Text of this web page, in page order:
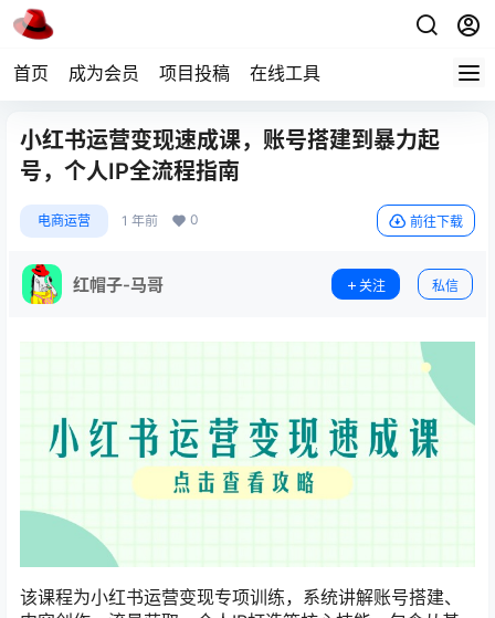
首页 成为会员 项目投稿 在线工具
小红书运营变现速成课，账号搭建到暴力起
号，个人IP全流程指南
电商运营 1 年前 0 前往下载
红帽子-马哥 关注 私信
该课程为小红书运营变现专项训练，系统讲解账号搭建、